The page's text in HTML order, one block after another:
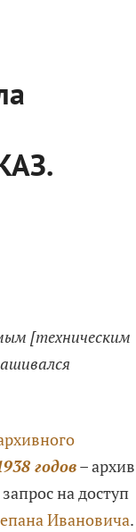
[техническим
годов– архив
на доступ
Ивановича.